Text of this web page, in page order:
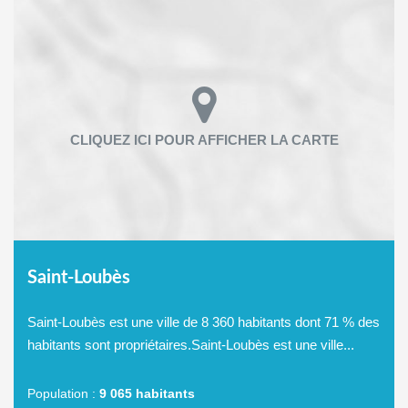
Saint-Loubès
Saint-Loubès est une ville de 8 360 habitants dont 71 % des
habitants sont propriétaires.Saint-Loubès est une ville...
Population : 9 065 habitants